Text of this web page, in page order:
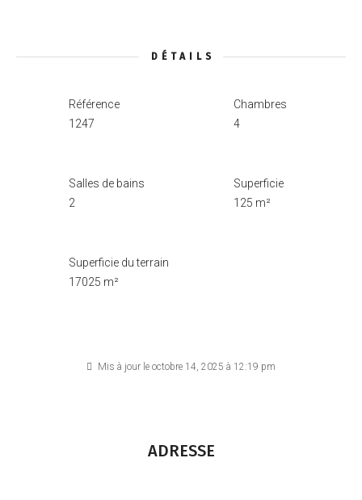
DÉTAILS
Référence
1247
Chambres
4
Salles de bains
2
Superficie
125 m²
Superficie du terrain
17025 m²
Mis à jour le octobre 14, 2025 à 12:19 pm
ADRESSE